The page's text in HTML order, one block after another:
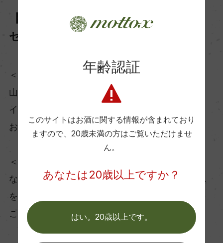
【プールD】日本：甲州テロワール・
セレクション 祝
＜ワインについて＞
山梨県勝沼町祝地区という、甲州ブドウ・勝沼ワ
イン発祥の地で造られる甲州ワイン。
お寿司との相性抜群です！
＜シマくんポイント＞
なんといっても『祝』という名が縁起良し！これ
を飲みながら日本を応援するも良し、日本勝利を
このワインで『祝』うも良し！
年齢認証
このサイトはお酒に関する情報が含まれており
ますので、 20歳未満の方はご覧いただけませ
ん。
あなたは20歳以上ですか？
はい。20歳以上です。